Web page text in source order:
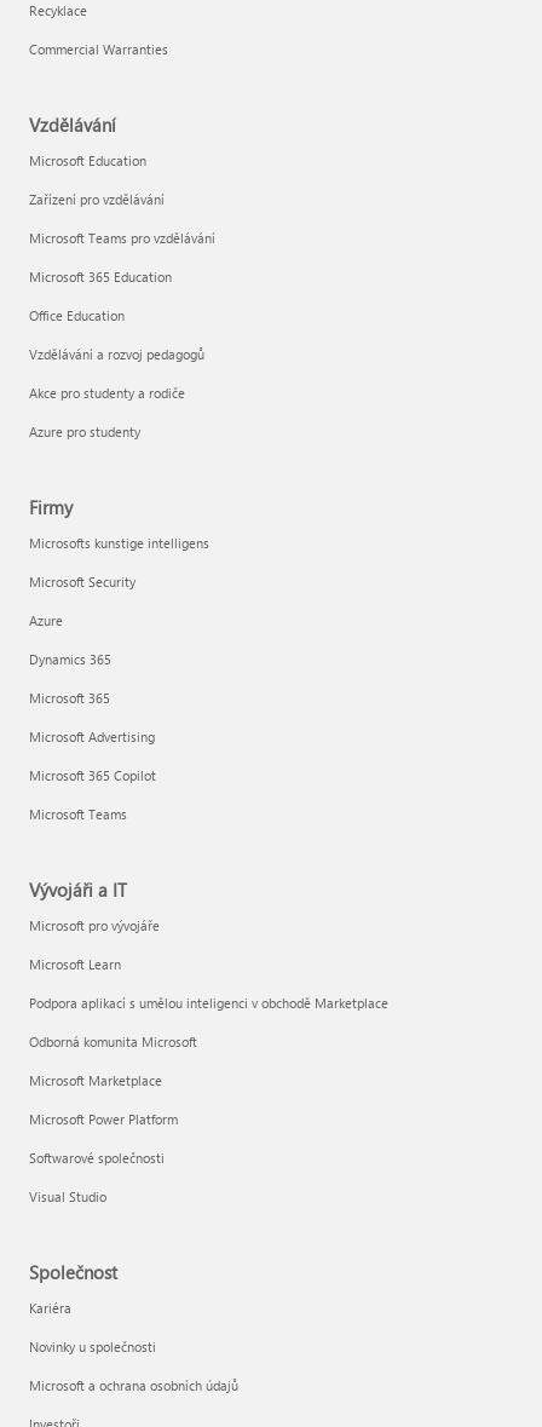
Recyklace
Commercial Warranties
Vzdělávání
Microsoft Education
Zařízení pro vzdělávání
Microsoft Teams pro vzdělávání
Microsoft 365 Education
Office Education
Vzdělávání a rozvoj pedagogů
Akce pro studenty a rodiče
Azure pro studenty
Firmy
Microsofts kunstige intelligens
Microsoft Security
Azure
Dynamics 365
Microsoft 365
Microsoft Advertising
Microsoft 365 Copilot
Microsoft Teams
Vývojáři a IT
Microsoft pro vývojáře
Microsoft Learn
Podpora aplikací s umělou inteligenci v obchodě Marketplace
Odborná komunita Microsoft
Microsoft Marketplace
Microsoft Power Platform
Softwarové společnosti
Visual Studio
Společnost
Kariéra
Novinky u společnosti
Microsoft a ochrana osobních údajů